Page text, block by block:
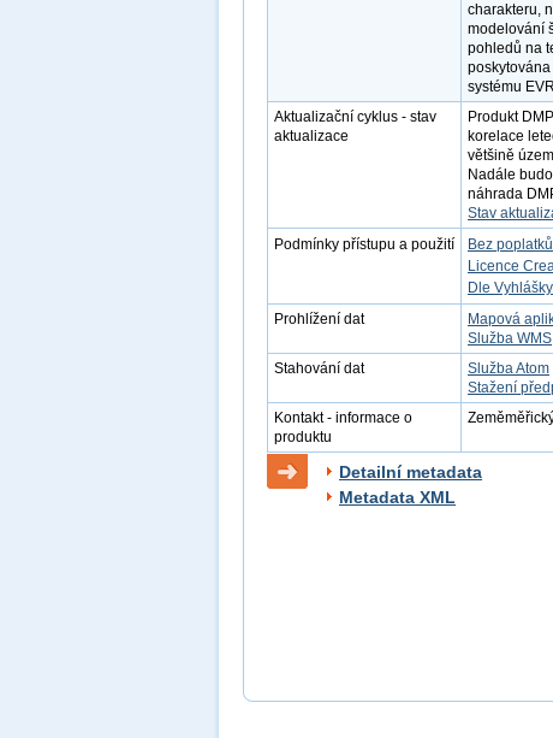
charakteru,
modelování
pohledů na
systému
Aktualizační cyklus - stav
aktualizace
Produkt
korelace
většině
Nadále
náhrada
Stav
Podmínky přístupu a použití
Bez poplatků
Licence
Dle
Prohlížení dat
Mapová
Služba WMS
Stahování dat
Služba Atom
Stažení
Kontakt - informace o
produktu
Detailní metadata
Metadata XML